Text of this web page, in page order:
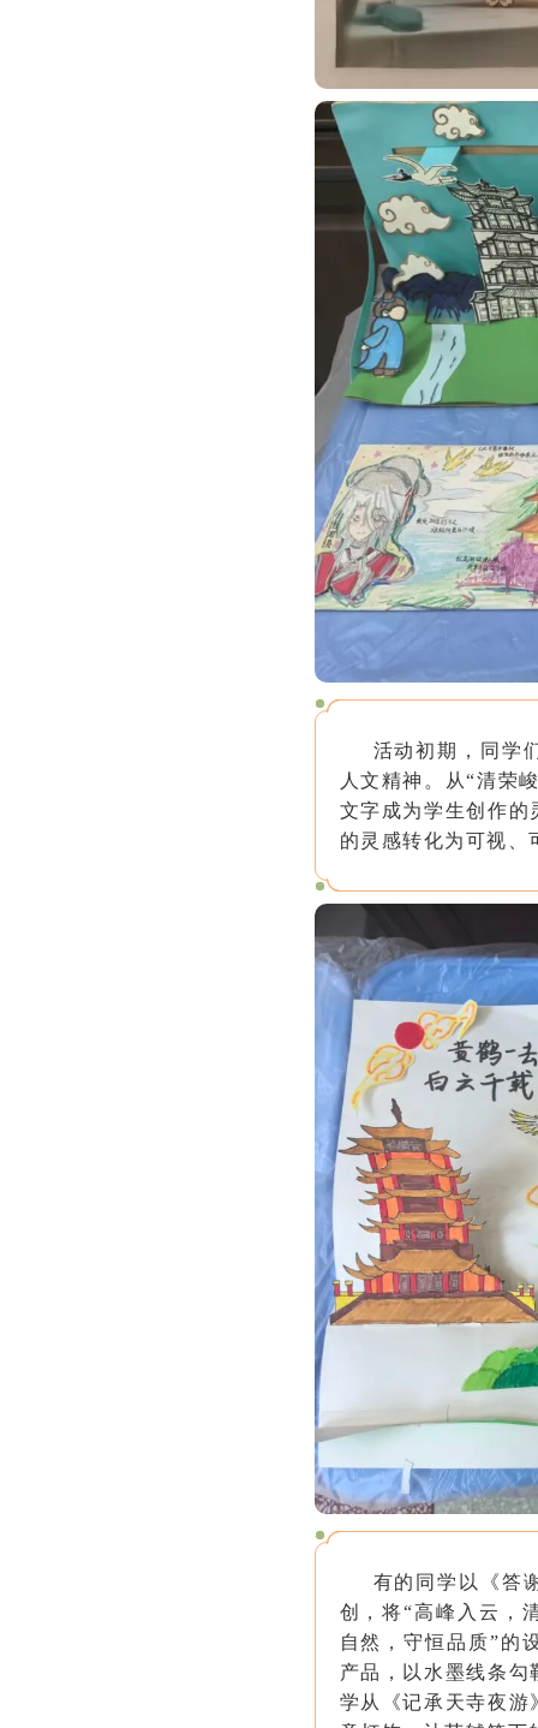
活动初期，同学
人文精神。从“清荣
文字成为学生创作的
的灵感转化为可视、
有的同学以《答
创，将“高峰入云，
自然，守恒品质”的
产品，以水墨线条
学从《记承天寺夜游